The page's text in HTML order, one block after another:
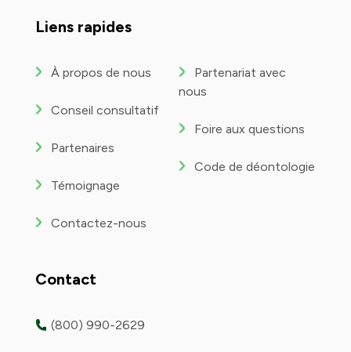
Liens rapides
À propos de nous
Conseil consultatif
Partenaires
Témoignage
Contactez-nous
Partenariat avec
nous
Foire aux questions
Code de déontologie
Contact
(800) 990-2629